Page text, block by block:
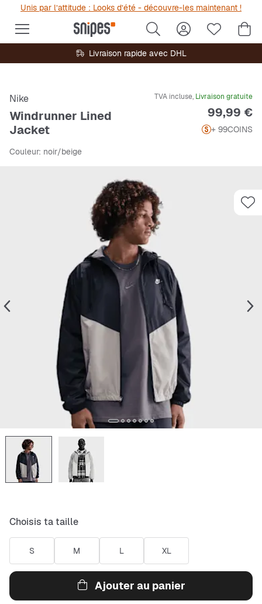
Unis par l’attitude : Looks d’été - découvre-les maintenant !
Livraison rapide avec DHL
Nike
Windrunner Lined
Jacket
TVA incluse, Livraison gratuite
Prix
99,99 €
+ 99COINS
Couleur: noir/beige
Choisis ta taille
S M L XL
Ajouter au panier